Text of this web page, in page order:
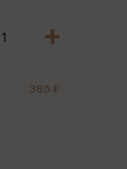
385 ₽